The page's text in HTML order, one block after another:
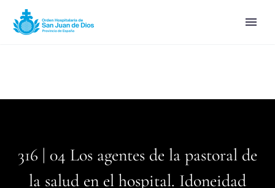
316 | 04 Los agentes de la pastoral de
la salud en el hospital. Idoneidad